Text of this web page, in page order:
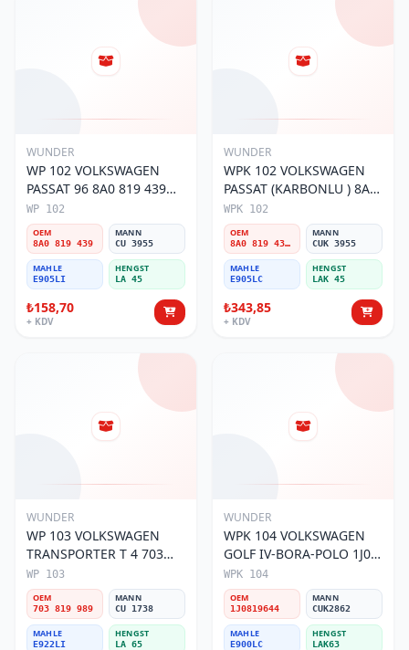
WUNDER
WP 102 VOLKSWAGEN
PASSAT 96 8A0 819 439
Polen Filtresi
WP 102
OEM
8A0 819 439
MANN
CU 3955
MAHLE
E905LI
HENGST
LA 45
₺158,70
+ KDV
WUNDER
WPK 102 VOLKSWAGEN
PASSAT (KARBONLU ) 8A0
819 439B Polen Filtresi
WPK 102
OEM
8A0 819 439B
MANN
CUK 3955
MAHLE
E905LC
HENGST
LAK 45
₺343,85
+ KDV
WUNDER
WP 103 VOLKSWAGEN
TRANSPORTER T 4 703
819 989 Polen Filtresi
WP 103
OEM
703 819 989
MANN
CU 1738
MAHLE
E922LI
HENGST
LA 65
WUNDER
WPK 104 VOLKSWAGEN
GOLF IV-BORA-POLO 1J0
819 644 Polen Filtresi
WPK 104
OEM
1J0819644
MANN
CUK2862
MAHLE
E900LC
HENGST
LAK63